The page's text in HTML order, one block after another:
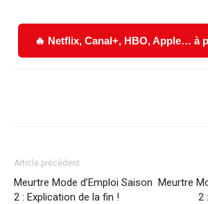
🔥 Netflix, Canal+, HBO, Apple… à
Article précédent
Meurtre Mode d’Emploi Saison
2 : Explication de la fin !
Meurtre
2